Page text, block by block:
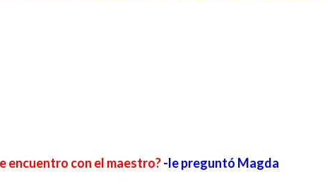
encuentro con el maestro?-le preguntó Magda